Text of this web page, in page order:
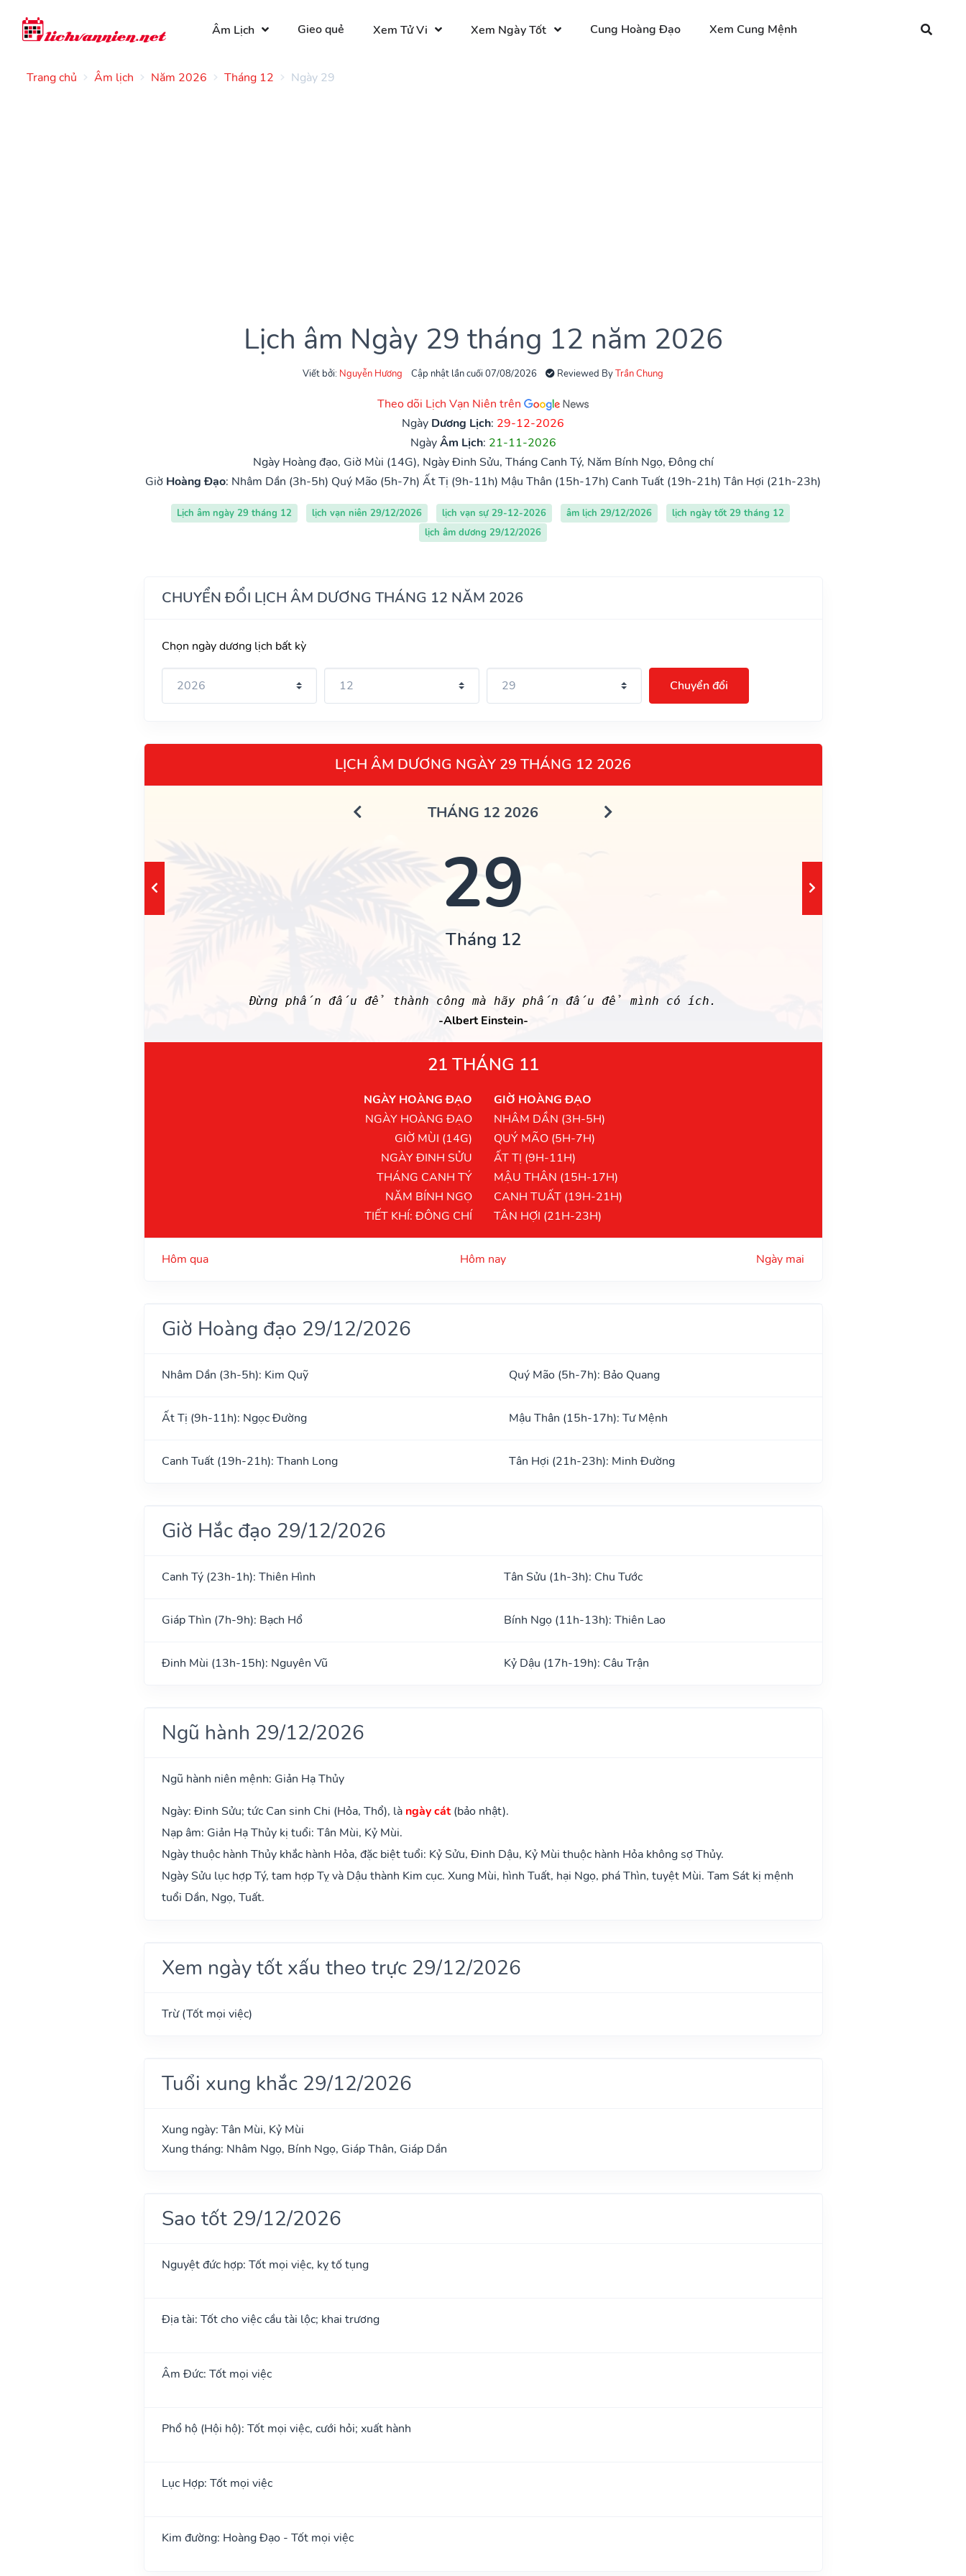
Âm Lịch Gieo quẻ Xem Tử Vi Xem Ngày Tốt Cung Hoàng Đạo Xem Cung Mệnh
Trang chủ Âm lịch Năm 2026 Tháng 12 Ngày 29
Lịch âm Ngày 29 tháng 12 năm 2026
Viết bởi: Nguyễn Hương Cập nhật lần cuối 07/08/2026 Reviewed ByTrần Chung
Theo dõi Lịch Vạn Niên trên
Ngày Dương Lịch: 29-12-2026
NgàyÂm Lịch: 21-11-2026
Ngày Hoàng đạo, Giờ Mùi (14G), Ngày Đinh Sửu, Tháng Canh Tý, Năm Bính Ngọ, Đông chí
Giờ Hoàng Đạo: Nhâm Dần (3h-5h) Quý Mão (5h-7h) Ất Tị (9h-11h) Mậu Thân (15h-17h) Canh Tuất (19h-21h) Tân Hợi (21h-23h)
Lịch âm ngày 29 tháng 12 lịch vạn niên 29/12/2026 lịch vạn sự 29-12-2026 âm lịch 29/12/2026
lịch ngày tốt 29 tháng 12
lịch âm dương 29/12/2026
CHUYỂN ĐỔI LỊCH ÂM DƯƠNG THÁNG 12 NĂM 2026
Chọn ngày dương lịch bất kỳ
Chuyển đổi
LỊCH ÂM DƯƠNG NGÀY 29 THÁNG 12 2026
THÁNG 12 2026
29
Tháng 12
Đừng phấn đấu để thành công mà hãy phấn đấu để mình có ích.
-Albert Einstein-
21 THÁNG 11
NGÀY HOÀNG ĐẠO
NGÀY HOÀNG ĐẠO
GIỜ MÙI (14G)
NGÀY ĐINH SỬU
THÁNG CANH TÝ
NĂM BÍNH NGỌ
TIẾT KHÍ: ĐÔNG CHÍ
GIỜ HOÀNG ĐẠO
NHÂM DẦN (3H-5H)
QUÝ MÃO (5H-7H)
ẤT TỊ (9H-11H)
MẬU THÂN (15H-17H)
CANH TUẤT (19H-21H)
TÂN HỢI (21H-23H)
Hôm qua Hôm nay Ngày mai
Giờ Hoàng đạo 29/12/2026
Nhâm Dần (3h-5h): Kim Quỹ Quý Mão (5h-7h): Bảo Quang
Ất Tị (9h-11h): Ngọc Đường Mậu Thân (15h-17h): Tư Mệnh
Canh Tuất (19h-21h): Thanh Long Tân Hợi (21h-23h): Minh Đường
Giờ Hắc đạo 29/12/2026
Canh Tý (23h-1h): Thiên Hình Tân Sửu (1h-3h): Chu Tước
Giáp Thìn (7h-9h): Bạch Hổ Bính Ngọ (11h-13h): Thiên Lao
Đinh Mùi (13h-15h): Nguyên Vũ Kỷ Dậu (17h-19h): Câu Trận
Ngũ hành 29/12/2026
Ngũ hành niên mệnh: Giản Hạ Thủy
Ngày: Đinh Sửu; tức Can sinh Chi (Hỏa, Thổ), là ngày cát(bảo nhật).
Nạp âm: Giản Hạ Thủy kị tuổi: Tân Mùi, Kỷ Mùi.
Ngày thuộc hành Thủy khắc hành Hỏa, đặc biệt tuổi: Kỷ Sửu, Đinh Dậu, Kỷ Mùi thuộc hành Hỏa không sợ Thủy.
Ngày Sửu lục hợp Tý, tam hợp Tỵ và Dậu thành Kim cục. Xung Mùi, hình Tuất, hại Ngọ, phá Thìn, tuyệt Mùi. Tam Sát kị mệnh
tuổi Dần, Ngọ, Tuất.
Xem ngày tốt xấu theo trực 29/12/2026
Trừ (Tốt mọi việc)
Tuổi xung khắc 29/12/2026
Xung ngày: Tân Mùi, Kỷ Mùi
Xung tháng: Nhâm Ngọ, Bính Ngọ, Giáp Thân, Giáp Dần
Sao tốt 29/12/2026
Nguyệt đức hợp: Tốt mọi việc, kỵ tố tụng
Địa tài: Tốt cho việc cầu tài lộc; khai trương
Âm Đức: Tốt mọi việc
Phổ hộ (Hội hộ): Tốt mọi việc, cưới hỏi; xuất hành
Lục Hợp: Tốt mọi việc
Kim đường: Hoàng Đạo - Tốt mọi việc